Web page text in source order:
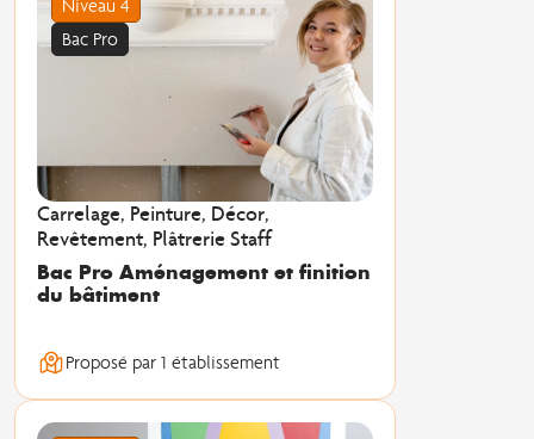
Niveau 4
Bac Pro
Carrelage, Peinture, Décor,
Revêtement, Plâtrerie Staff
Bac Pro Aménagement et finition
du bâtiment
Proposé par 1 établissement